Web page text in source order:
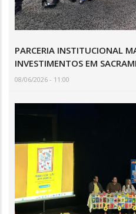
PARCERIA INSTITUCIONAL
INVESTIMENTOS EM
08/06/2026 - 11:00